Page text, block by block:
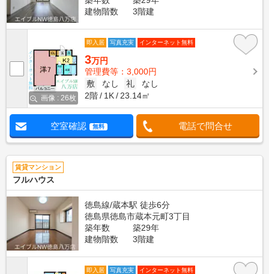
建物階数
3階建
画像 : 26枚
即入居 写真充実 インターネット無料
3万円
管理費等：3,000円
敷
なし 礼
なし
2階
1K 23.14㎡
空室確認 無料 電話で問合せ
賃貸マンション
フルハウス
徳島線/蔵本駅 徒歩6分
徳島県徳島市蔵本元町3丁目
築年数
築29年
建物階数
3階建
即入居 写真充実 インターネット無料